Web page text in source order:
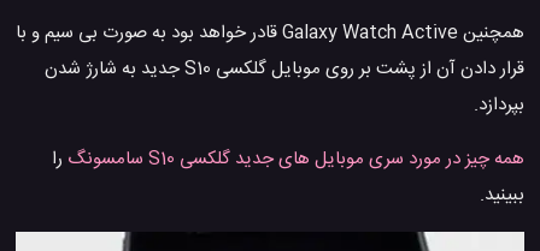
همچنین Galaxy Watch Active قادر خواهد بود به صورت بی سیم و با
قرار دادن آن از پشت بر روی موبایل گلکسی S10 جدید به شارژ شدن
بپردازد.
همه چیز در مورد سری موبایل های جدید گلکسی S10 سامسونگ
را
ببینید.